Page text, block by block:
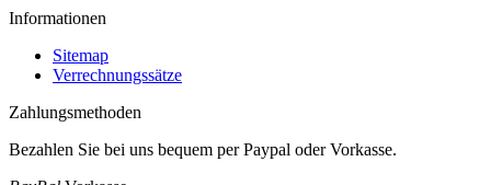
Informationen
Sitemap
Verrechnungssätze
Zahlungsmethoden
Bezahlen Sie bei uns bequem per Paypal oder Vorkasse.